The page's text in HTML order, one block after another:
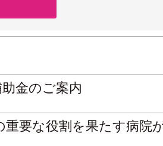
金のご案内
重要な役割を果たす病院